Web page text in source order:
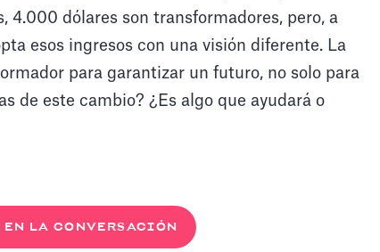
4.000 dólares son transformadores, pero, a
esos ingresos con una visión diferente. La
para garantizar un futuro, no solo para
de este cambio? ¿Es algo que ayudará o
LA CONVERSACIÓN